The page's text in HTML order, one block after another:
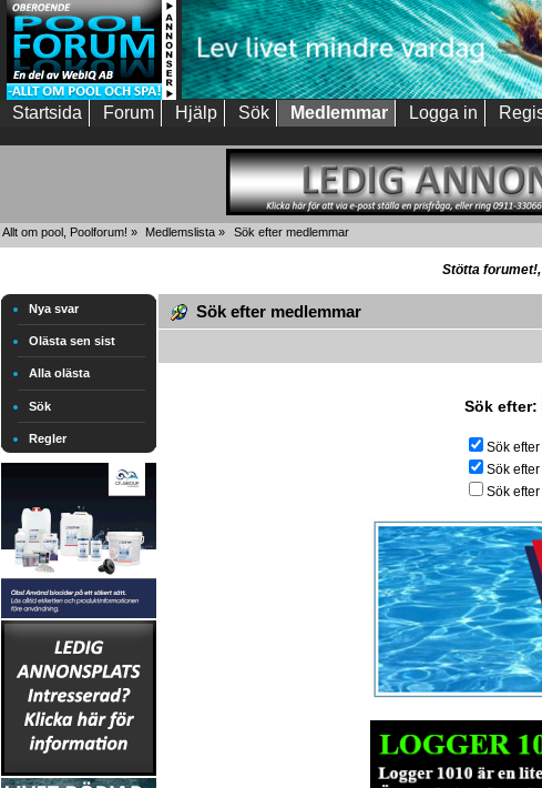
Startsida Forum Hjälp Sök Medlemmar Logga in
Allt om pool, Poolforum! » Medlemslista » Sök efter medlemmar
Stötta
Nya svar
Olästa sen sist
Alla olästa
Sök
Regler
Sök efter medlemmar
Sök efter:
Sök
Sök
Sök